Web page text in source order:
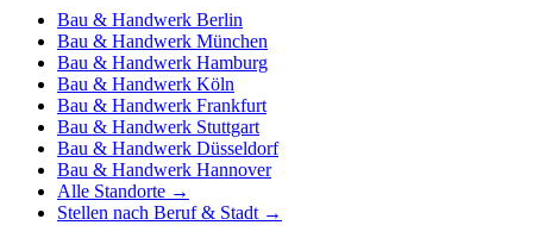
Bau & Handwerk Berlin
Bau & Handwerk München
Bau & Handwerk Hamburg
Bau & Handwerk Köln
Bau & Handwerk Frankfurt
Bau & Handwerk Stuttgart
Bau & Handwerk Düsseldorf
Bau & Handwerk Hannover
Alle Standorte →
Stellen nach Beruf & Stadt →